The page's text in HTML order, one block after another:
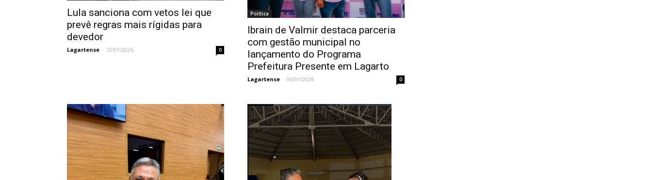
Lula sanciona com vetos lei que
prevê regras mais rígidas para
devedor
Lagartense - 12/01/2026 0
Política
Ibrain de Valmir destaca parceria
com gestão municipal no
lançamento do Programa
Prefeitura Presente em Lagarto
Lagartense - 06/01/2026 0